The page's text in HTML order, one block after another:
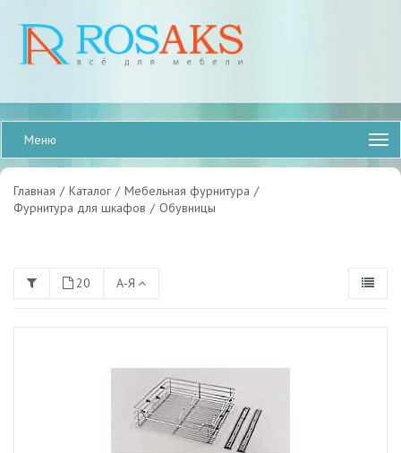
Меню
Главная / Каталог / Мебельная фурнитура /
Фурнитура для шкафов / Обувницы
20 А-Я